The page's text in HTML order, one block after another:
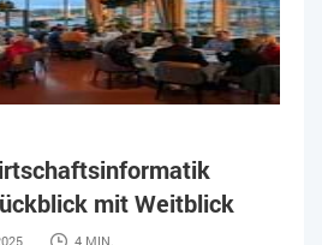
mit Weitblick
4 MIN.